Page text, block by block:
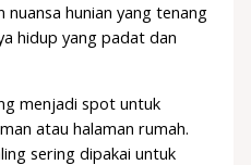
hunian yang tenang
hidup yang padat dan
menjadi spot untuk
atau halaman rumah.
sering dipakai untuk